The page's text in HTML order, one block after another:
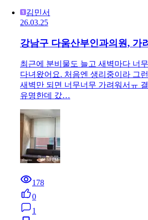
김민서
26.03.25
강남구 다움산부인과의원, 가
최근에 분비물도 늘고 새벽마다 너
다녀왔어요. 처음엔 생리중이라 그
새벽만 되면 너무너무 가려워서ㅠ
유명한데 갔…
178
0
1